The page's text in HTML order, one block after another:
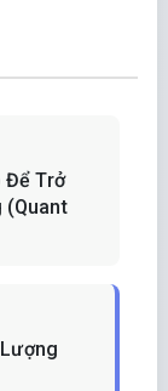
Để Trở
(Quant